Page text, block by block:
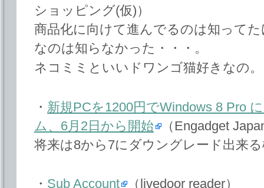
ショッピング(仮)）
商品化に向けて進んでるのは知って
なのは知らなかった・・・。
ネコミミといいドワンゴ猫好きなの。
・ 新規PCを1200円でWindows 8 Pro
ム、6月2日から開始
（Engadget
将来は8から7にダウングレード出来
・ Sub Account （livedoor reader）